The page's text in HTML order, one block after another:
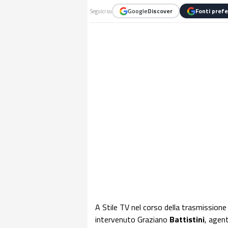
Seguici su GoogleDiscover Fonti
A Stile TV nel corso della
intervenuto Graziano Battistini,